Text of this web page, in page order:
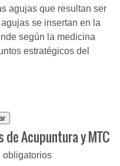
agujas que resultan ser
se insertan en la
según la medicina
estratégicos del
Acupuntura y MTC
obligatorios